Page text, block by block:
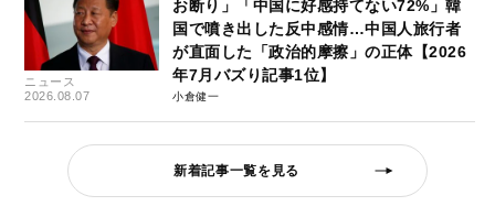
ニュース
2026.08.07
お断り」「中国に好感持てない72%」韓
国で噴き出した反中感情…中国人旅行者
が直面した「政治的摩擦」の正体【2026
年7月バズり記事1位】
小倉健一
新着記事一覧を見る